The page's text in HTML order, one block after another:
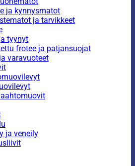
ja kynnysmatot
ja tarvikkeet
tyynyt
frotee ja patjansuojat
varavuoteet
ja veneily